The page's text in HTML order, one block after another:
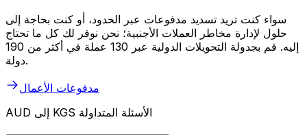
سواء كنت تريد تسديد مدفوعات عبر الحدود، أو كنت بحاجة إلى
حلول لإدارة مخاطر العملات الأجنبية؛ نحن نوفر لك كل ما تحتاج
إليه. قم بجدولة التحويلات الدولية عبر 130 عملة في أكثر من 190
دولة.
مدفوعات الأعمال
AUD إلى KGS الأسئلة المتداولة